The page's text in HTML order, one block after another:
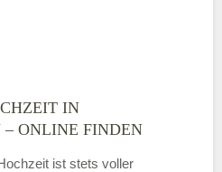
IN
– ONLINE FINDEN
ist stets voller